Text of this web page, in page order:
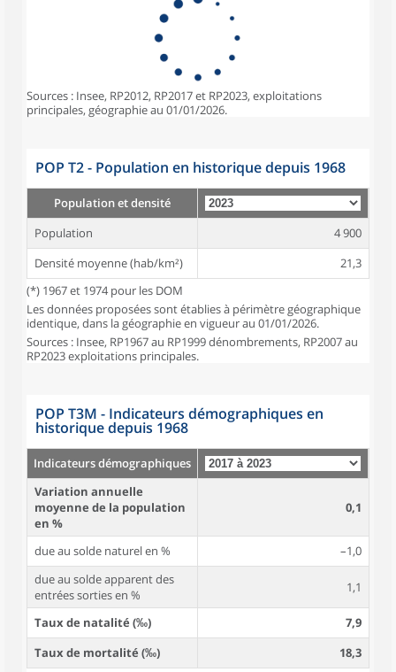
Sources : Insee, RP2012, RP2017 et RP2023, exploitations
principales, géographie au 01/01/2026.
POP T2 - Population en historique depuis 1968
Population et densité
Population
4 900
Densité moyenne (hab/km²)
21,3
(*) 1967 et 1974 pour les DOM
Les données proposées sont établies à périmètre géographique
identique, dans la géographie en vigueur au 01/01/2026.
Sources : Insee, RP1967 au RP1999 dénombrements, RP2007 au
RP2023 exploitations principales.
POP T3M - Indicateurs démographiques en
historique depuis 1968
Indicateurs démographiques
Variation annuelle
moyenne de la population
en %
0,1
due au solde naturel en %
–1,0
due au solde apparent des
entrées sorties en %
1,1
Taux de natalité (‰)
7,9
Taux de mortalité (‰)
18,3